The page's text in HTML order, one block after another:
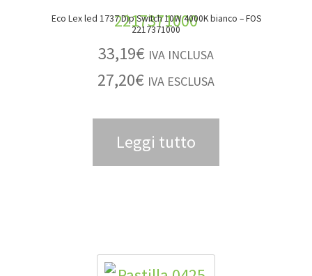
Eco Lex led 1737 Dip Switch 10W 4000K bianco – FOS
2217371000
33,19€ IVA INCLUSA
27,20€ IVA ESCLUSA
Leggi tutto